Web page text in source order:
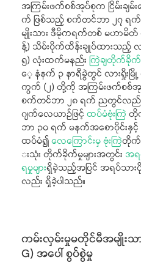
အကြမ်းဖက်စစ်အုပ်စုက ငြိမ်းချမ်
က် ဖြစ်သည့် စက်တင်ဘာ ၂၇ ရက်
မျိုးသား ဒီမိုကရက်တစ် မဟာမိတ်
န့်) သိမ်းပိုက်ထိန်းချုပ်ထားသည့် လ
၅) လုံးထက်မနည်း ကြဲချတိုက်ခိုက်
ေ့ နံနက် ၃ နာရီခွဲတွင် လားရှိုးမ
ကွက် (၂) တို့ကို အကြမ်းဖက်စစ်အု
စက်တင်ဘာ ၂၈ ရက် ညတွင်လည်း
ဂျက်လေယာဉ်ဖြင့် ထပ်မံဗုံးကြဲ တို
ဘာ ၃၀ ရက် မနက်အစောပိုင်းနှ
ထပ်မံ၍လေကြောင်းမှ ဗုံးကြဲတိုက်
းသုံး တိုက်ခိုက်မှုများအတွင်း အရ
ရမှုများရှိခဲ့သည့်အပြင် အရပ်သား
လည်း ရှိခဲ့ပါသည်။
ကမ်းလှမ်းမှုမတိုင်မီအမျိုး
G) အပေါ် စွပ်စွဲမှု